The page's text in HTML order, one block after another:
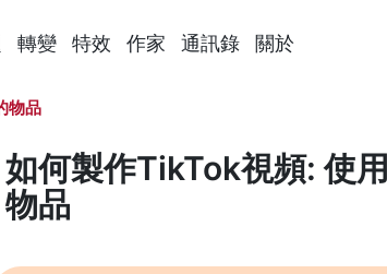
轉變 特效 作家 通訊錄 關於
物品
如何製作TikTok視頻: 使
物品